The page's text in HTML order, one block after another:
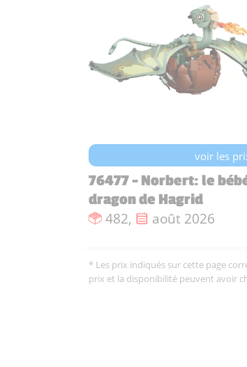
voir les
76477 - Norbert: le
dragon de Hagrid
Nombre de pièces :
482, Date de sortie :
août 2026
* Les prix indiqués sur cette page
prix et la disponibilité peuvent avoir